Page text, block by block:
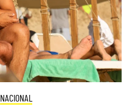
NACIONAL